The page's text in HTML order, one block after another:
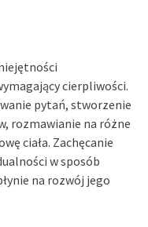
cierpliwości.
pytań, stworzenie
rozmawianie na różne
ciała. Zachęcanie
w sposób
na rozwój jego